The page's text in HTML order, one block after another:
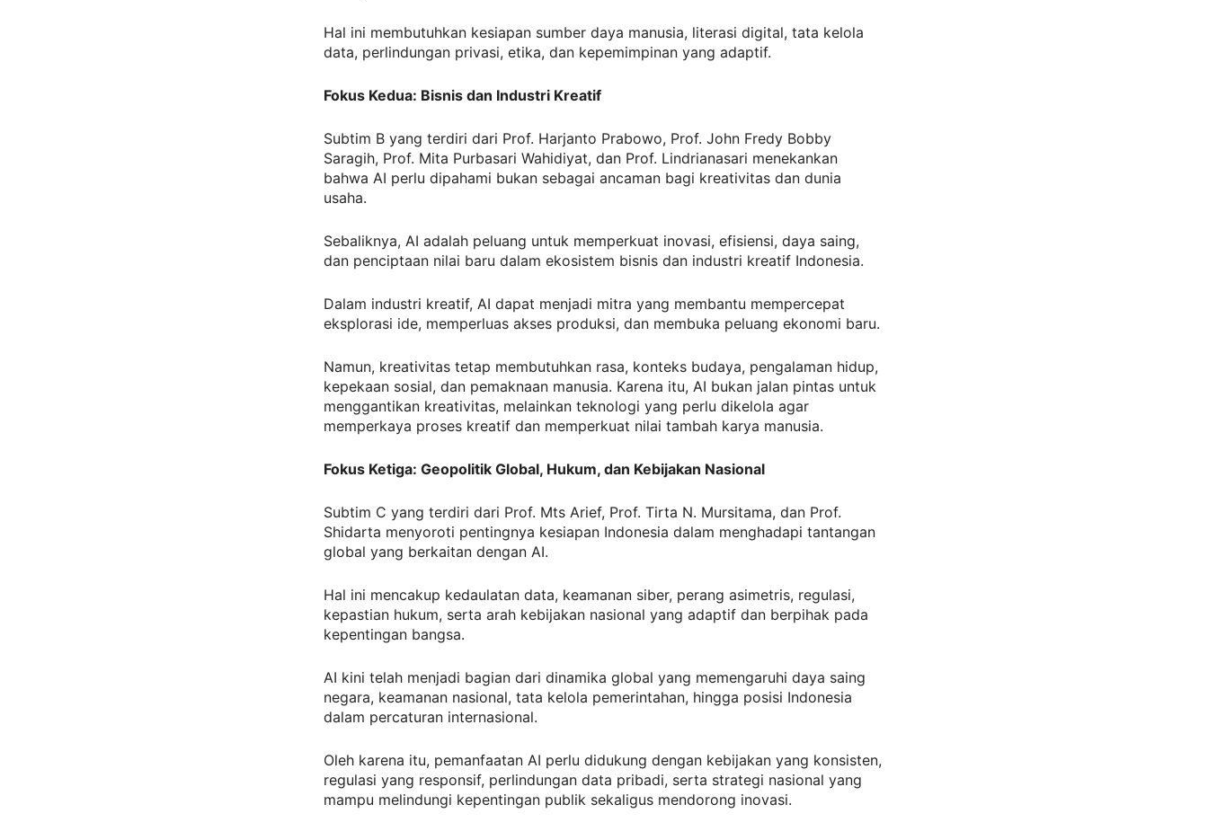
Hal ini membutuhkan kesiapan sumber daya manusia, literasi digital, tata kelola
data, perlindungan privasi, etika, dan kepemimpinan yang adaptif.
Fokus Kedua: Bisnis dan Industri Kreatif
Subtim B yang terdiri dari Prof. Harjanto Prabowo, Prof. John Fredy Bobby
Saragih, Prof. Mita Purbasari Wahidiyat, dan Prof. Lindrianasari menekankan
bahwa AI perlu dipahami bukan sebagai ancaman bagi kreativitas dan dunia
usaha.
Sebaliknya, AI adalah peluang untuk memperkuat inovasi, efisiensi, daya saing,
dan penciptaan nilai baru dalam ekosistem bisnis dan industri kreatif Indonesia.
Dalam industri kreatif, AI dapat menjadi mitra yang membantu mempercepat
eksplorasi ide, memperluas akses produksi, dan membuka peluang ekonomi baru.
Namun, kreativitas tetap membutuhkan rasa, konteks budaya, pengalaman hidup,
kepekaan sosial, dan pemaknaan manusia. Karena itu, AI bukan jalan pintas untuk
menggantikan kreativitas, melainkan teknologi yang perlu dikelola agar
memperkaya proses kreatif dan memperkuat nilai tambah karya manusia.
Fokus Ketiga: Geopolitik Global, Hukum, dan Kebijakan Nasional
Subtim C yang terdiri dari Prof. Mts Arief, Prof. Tirta N. Mursitama, dan Prof.
Shidarta menyoroti pentingnya kesiapan Indonesia dalam menghadapi tantangan
global yang berkaitan dengan AI.
Hal ini mencakup kedaulatan data, keamanan siber, perang asimetris, regulasi,
kepastian hukum, serta arah kebijakan nasional yang adaptif dan berpihak pada
kepentingan bangsa.
AI kini telah menjadi bagian dari dinamika global yang memengaruhi daya saing
negara, keamanan nasional, tata kelola pemerintahan, hingga posisi Indonesia
dalam percaturan internasional.
Oleh karena itu, pemanfaatan AI perlu didukung dengan kebijakan yang konsisten,
regulasi yang responsif, perlindungan data pribadi, serta strategi nasional yang
mampu melindungi kepentingan publik sekaligus mendorong inovasi.